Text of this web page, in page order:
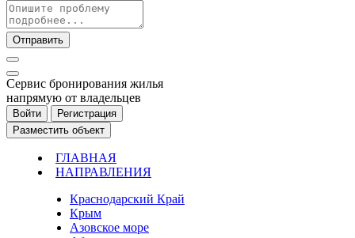
Отправить
Cервис бронирования жилья
напрямую от владельцев
Войти
Регистрация
Разместить объект
ГЛАВНАЯ
НАПРАВЛЕНИЯ
Краснодарский Край
Крым
Азовское море